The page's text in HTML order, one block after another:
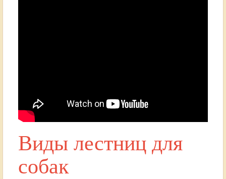
Виды лестниц для
собак